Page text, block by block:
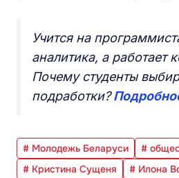
Учится на
аналитика, а работает
Почему студенты
подработки?
# Молодежь Беларуси
#
# Кристина Сущеня
# Илона